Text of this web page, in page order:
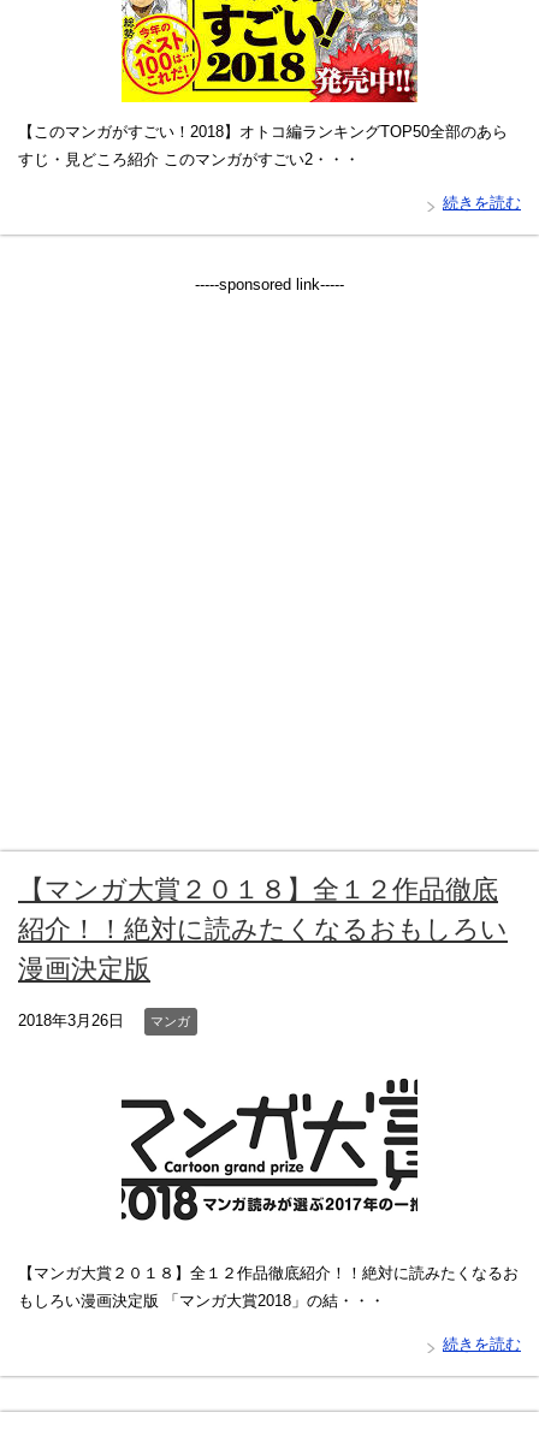
【このマンガがすごい！2018】オトコ編ランキングTOP50全部のあら
すじ・見どころ紹介 このマンガがすごい2・・・
続きを読む
-----sponsored link-----
【マンガ大賞２０１８】全１２作品徹底
紹介！！絶対に読みたくなるおもしろい
漫画決定版
2018年3月26日 マンガ
【マンガ大賞２０１８】全１２作品徹底紹介！！絶対に読みたくなるお
もしろい漫画決定版 「マンガ大賞2018」の結・・・
続きを読む